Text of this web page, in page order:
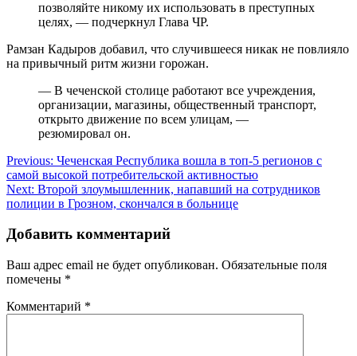
позволяйте никому их использовать в преступных
целях, — подчеркнул Глава ЧР.
Рамзан Кадыров добавил, что случившееся никак не повлияло
на привычный ритм жизни горожан.
— В чеченской столице работают все учреждения,
организации, магазины, общественный транспорт,
открыто движение по всем улицам, —
резюмировал он.
Навигация
по
записям
Previous: Чеченская Республика вошла в топ-5 регионов с
самой высокой потребительской активностью
Next: Второй злоумышленник, напавший на сотрудников
полиции в Грозном, скончался в больнице
Добавить комментарий
Ваш адрес email не будет опубликован. Обязательные поля
помечены *
Комментарий *